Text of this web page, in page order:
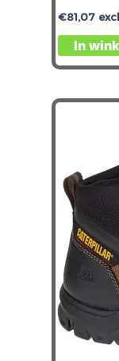
€81,07
In